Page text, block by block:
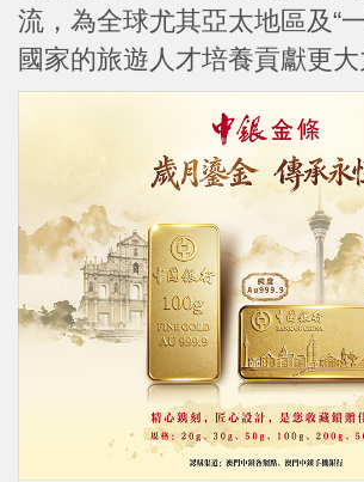
流，為全球尤其亞太地區及“
國家的旅遊人才培養貢獻更大